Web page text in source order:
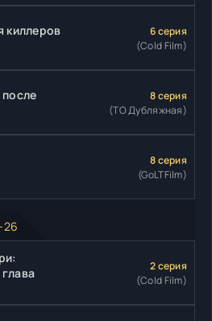
киллеров
6 серия
(Cold Film)
8 серия
(ТО Дубляжная)
8 серия
(GoLTFilm)
26
2 серия
(Cold Film)